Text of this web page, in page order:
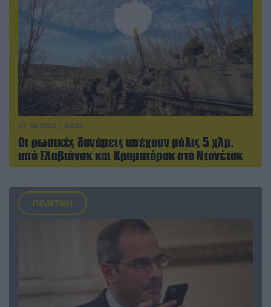
07.08.2026 | 08:02
Οι ρωσικές δυνάμεις απέχουν μόλις 5 χλμ.
από Σλαβιάνσκ και Κραματόρσκ στο Ντονέτσκ
ΠΟΛΙΤΙΚΗ